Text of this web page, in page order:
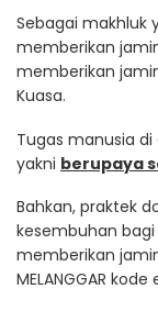
Sebagai makhluk
memberikan
memberikan
Kuasa.
Tugas manusia
yakni berupaya
Bahkan, praktek
kesembuhan
memberikan
MELANGGAR